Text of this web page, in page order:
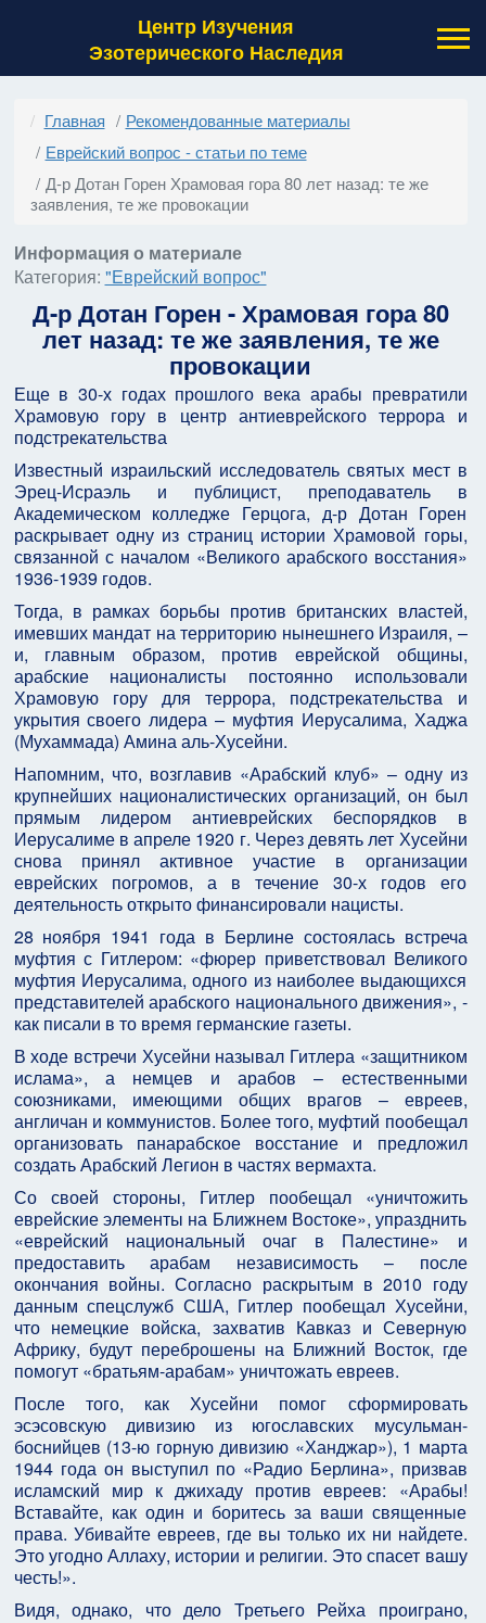
Центр Изучения
Эзотерического Наследия
Главная
Рекомендованные материалы
Еврейский вопрос - статьи по теме
Д-р Дотан Горен Храмовая гора 80 лет назад: те же
заявления, те же провокации
Информация о материале
Категория: "Еврейский вопрос"
Д-р Дотан Горен - Храмовая гора 80
лет назад: те же заявления, те же
провокации
Еще в 30-х годах прошлого века арабы превратили
Храмовую гору в центр антиеврейского террора и
подстрекательства
Известный израильский исследователь святых мест в
Эрец-Исраэль и публицист, преподаватель в
Академическом колледже Герцога, д-р Дотан Горен
раскрывает одну из страниц истории Храмовой горы,
связанной с началом «Великого арабского восстания»
1936-1939 годов.
Тогда, в рамках борьбы против британских властей,
имевших мандат на территорию нынешнего Израиля, –
и, главным образом, против еврейской общины,
арабские националисты постоянно использовали
Храмовую гору для террора, подстрекательства и
укрытия своего лидера – муфтия Иерусалима, Хаджа
(Мухаммада) Амина аль-Хусейни.
Напомним, что, возглавив «Арабский клуб» – одну из
крупнейших националистических организаций, он был
прямым лидером антиеврейских беспорядков в
Иерусалиме в апреле 1920 г. Через девять лет Хусейни
снова принял активное участие в организации
еврейских погромов, а в течение 30-х годов его
деятельность открыто финансировали нацисты.
28 ноября 1941 года в Берлине состоялась встреча
муфтия с Гитлером: «фюрер приветствовал Великого
муфтия Иерусалима, одного из наиболее выдающихся
представителей арабского национального движения», -
как писали в то время германские газеты.
В ходе встречи Хусейни называл Гитлера «защитником
ислама», а немцев и арабов – естественными
союзниками, имеющими общих врагов – евреев,
англичан и коммунистов. Более того, муфтий пообещал
организовать панарабское восстание и предложил
создать Арабский Легион в частях вермахта.
Со своей стороны, Гитлер пообещал «уничтожить
еврейские элементы на Ближнем Востоке», упразднить
«еврейский национальный очаг в Палестине» и
предоставить арабам независимость – после
окончания войны. Согласно раскрытым в 2010 году
данным спецслужб США, Гитлер пообещал Хусейни,
что немецкие войска, захватив Кавказ и Северную
Африку, будут переброшены на Ближний Восток, где
помогут «братьям-арабам» уничтожать евреев.
После того, как Хусейни помог сформировать
эсэсовскую дивизию из югославских мусульман-
боснийцев (13-ю горную дивизию «Ханджар»), 1 марта
1944 года он выступил по «Радио Берлина», призвав
исламский мир к джихаду против евреев: «Арабы!
Вставайте, как один и боритесь за ваши священные
права. Убивайте евреев, где вы только их ни найдете.
Это угодно Аллаху, истории и религии. Это спасет вашу
честь!».
Видя, однако, что дело Третьего Рейха проиграно,